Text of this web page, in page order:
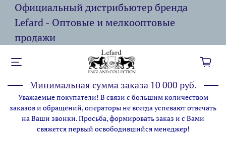
Официальный дистрибьютер бренда
Lefard - Оптовые и мелкооптовые
продажи
Минимальная сумма заказа 10 000 руб.
Уважаемые покупатели! В связи с большим количеством
заказов и обращений, операторы не всегда успевают отвечать
на Ваши звонки. Просьба, формировать заказ и с Вами
свяжется первый освободившийся менеджер!